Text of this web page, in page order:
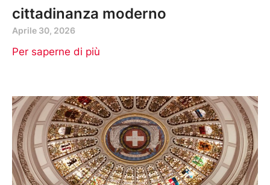
cittadinanza moderno
Aprile 30, 2026
Per saperne di più